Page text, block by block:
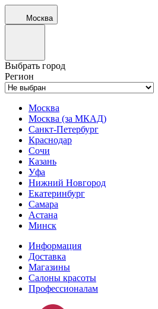
Москва
Выбрать город
Регион
Москва
Москва (за МКАД)
Санкт-Петербург
Краснодар
Сочи
Казань
Уфа
Нижний Новгород
Екатеринбург
Самара
Астана
Минск
Информация
Доставка
Магазины
Салоны красоты
Профессионалам